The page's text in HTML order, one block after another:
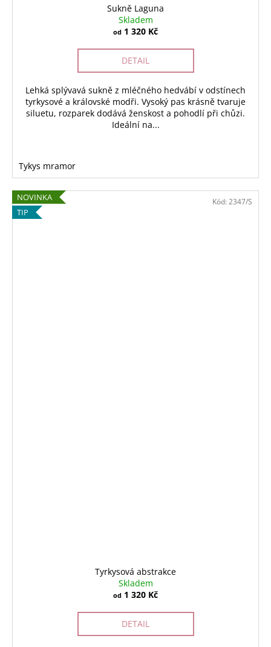
Sukně Laguna
Skladem
od 1 320 Kč
DETAIL
Lehká splývavá sukně z mléčného hedvábí v odstínech
tyrkysové a královské modři. Vysoký pas krásně tvaruje
siluetu, rozparek dodává ženskost a pohodlí při chůzi.
Ideální na...
Tykys mramor
NOVINKA
TIP
Tyrkysová abstrakce
Skladem
od 1 320 Kč
DETAIL
Kód: 2347/S